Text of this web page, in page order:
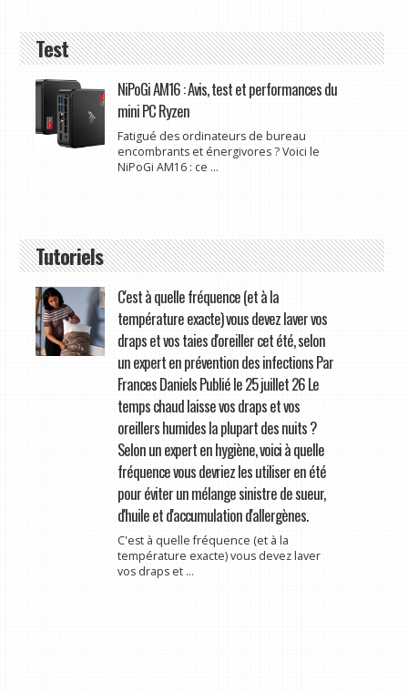
Test
NiPoGi AM16 : Avis, test et performances du
mini PC Ryzen
Fatigué des ordinateurs de bureau
encombrants et énergivores ? Voici le
NiPoGi AM16 : ce ...
Tutoriels
C'est à quelle fréquence (et à la
température exacte) vous devez laver vos
draps et vos taies d'oreiller cet été, selon
un expert en prévention des infections Par
Frances Daniels Publié le 25 juillet 26 Le
temps chaud laisse vos draps et vos
oreillers humides la plupart des nuits ?
Selon un expert en hygiène, voici à quelle
fréquence vous devriez les utiliser en été
pour éviter un mélange sinistre de sueur,
d'huile et d'accumulation d'allergènes.
C'est à quelle fréquence (et à la
température exacte) vous devez laver
vos draps et ...